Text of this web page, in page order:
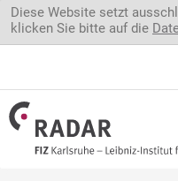
Direkt zum Inhalt
Diese Website setzt
klicken Sie bitte auf die